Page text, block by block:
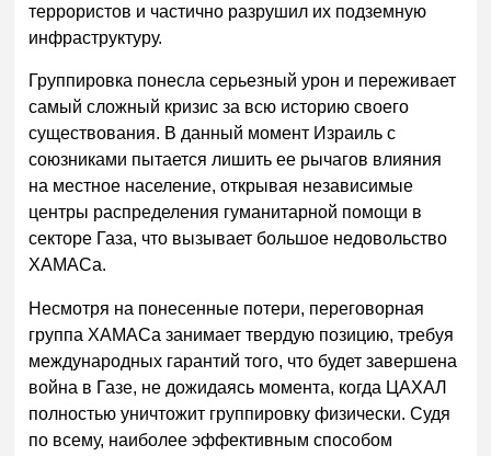
террористов и частично разрушил их подземную
инфраструктуру.
Группировка понесла серьезный урон и переживает
самый сложный кризис за всю историю своего
существования. В данный момент Израиль с
союзниками пытается лишить ее рычагов влияния
на местное население, открывая независимые
центры распределения гуманитарной помощи в
секторе Газа, что вызывает большое недовольство
ХАМАСа.
Несмотря на понесенные потери, переговорная
группа ХАМАСа занимает твердую позицию, требуя
международных гарантий того, что будет завершена
война в Газе, не дожидаясь момента, когда ЦАХАЛ
полностью уничтожит группировку физически. Судя
по всему, наиболее эффективным способом